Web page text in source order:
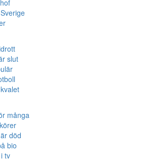
slut
många
död
bio
tv